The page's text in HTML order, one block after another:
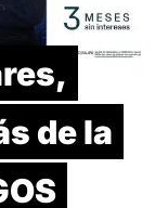
de la